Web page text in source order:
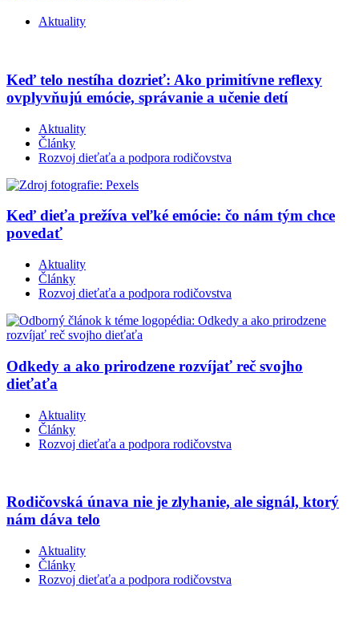
Aktuality
Keď telo nestíha dozrieť: Ako primitívne reflexy
ovplyvňujú emócie, správanie a učenie detí
Aktuality
Články
Rozvoj dieťaťa a podpora rodičovstva
Keď dieťa prežíva veľké emócie: čo nám tým chce
povedať
Aktuality
Články
Rozvoj dieťaťa a podpora rodičovstva
Odkedy a ako prirodzene rozvíjať reč svojho
dieťaťa
Aktuality
Články
Rozvoj dieťaťa a podpora rodičovstva
Rodičovská únava nie je zlyhanie, ale signál, ktorý
nám dáva telo
Aktuality
Články
Rozvoj dieťaťa a podpora rodičovstva